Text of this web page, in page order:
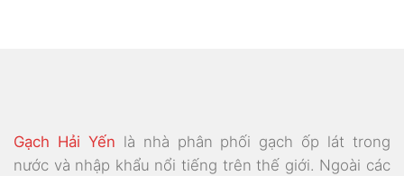
Gạch Hải Yến là nhà phân phối gạch ốp lát trong
nước và nhập khẩu nổi tiếng trên thế giới. Ngoài các